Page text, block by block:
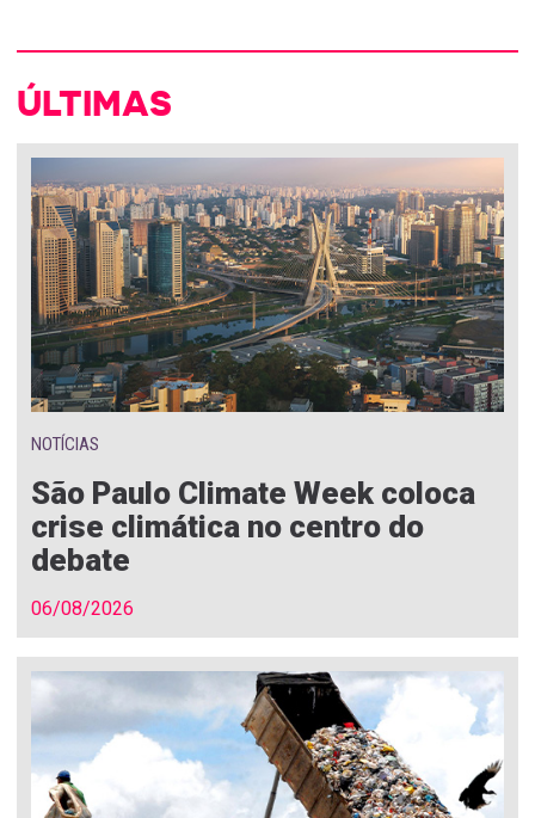
ÚLTIMAS
NOTÍCIAS
São Paulo Climate Week coloca
crise climática no centro do
debate
06/08/2026